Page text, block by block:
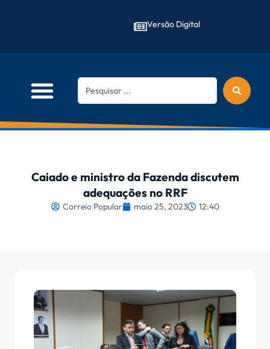
Versão Digital
Caiado e ministro da Fazenda discutem
adequações no RRF
Correio Popular maio 25, 2023 12:40